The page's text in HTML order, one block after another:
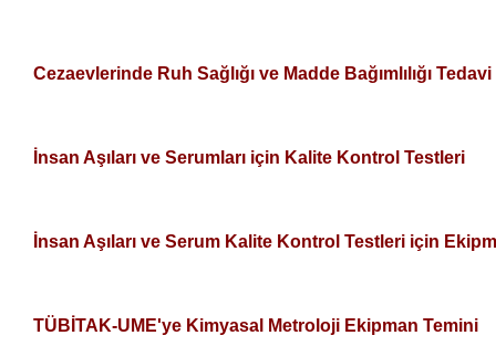
Cezaevlerinde Ruh Sağlığı ve Madde Bağımlılığı
İnsan Aşıları ve Serumları için Kalite Kontrol Testleri
İnsan Aşıları ve Serum Kalite Kontrol Testleri için
TÜBİTAK-UME'ye Kimyasal Metroloji Ekipman Temini